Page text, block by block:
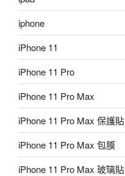
iphone
iPhone 11
iPhone 11 Pro
iPhone 11 Pro Max
iPhone 11 Pro Max 保護貼
iPhone 11 Pro Max 包膜
iPhone 11 Pro Max 玻璃貼